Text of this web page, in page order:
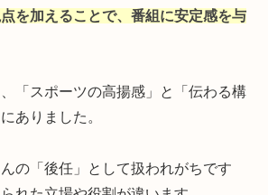
を加えることで、番組に安定感を与
「スポーツの高揚感」と「伝わる構
ありました。
の「後任」として扱われがちです